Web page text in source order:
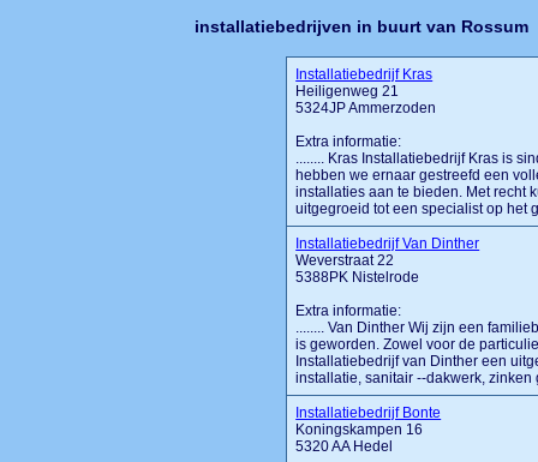
installatiebedrijven in buurt van Rossum
Installatiebedrijf Kras
Heiligenweg 21
5324JP Ammerzoden
Extra informatie:
........ Kras Installatiebedrijf Kras is
hebben we ernaar gestreefd een
installaties aan te bieden. Met recht
uitgegroeid tot een specialist op het
Installatiebedrijf Van Dinther
Weverstraat 22
5388PK Nistelrode
Extra informatie:
........ Van Dinther Wij zijn een
is geworden. Zowel voor de
Installatiebedrijf van Dinther een
installatie, sanitair --dakwerk, zinken
Installatiebedrijf Bonte
Koningskampen 16
5320 AA Hedel